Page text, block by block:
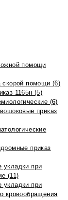
помощи
скорой помощи (6)
1165н (5)
(6)
приказ
приказ
укладки при
(11)
укладки при
кровообращения